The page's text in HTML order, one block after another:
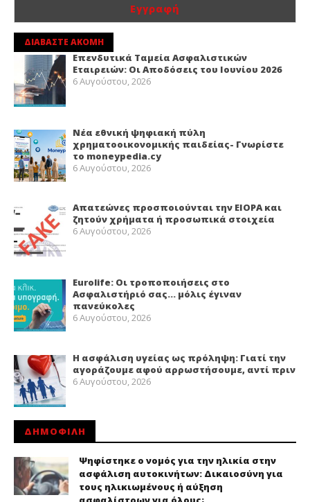
ΔΙΑΒΑΣΤΕ ΑΚΟΜΗ
Επενδυτικά Ταμεία Ασφαλιστικών
Εταιρειών: Οι Αποδόσεις του Ιουνίου 2026
6 Αυγούστου, 2026
Νέα εθνική ψηφιακή πύλη
χρηματοοικονομικής παιδείας- Γνωρίστε
το moneypedia.cy
6 Αυγούστου, 2026
Απατεώνες προσποιούνται την EIOPA και
ζητούν χρήματα ή προσωπικά στοιχεία
6 Αυγούστου, 2026
Eurolife: Οι τροποποιήσεις στο
Ασφαλιστήριό σας… μόλις έγιναν
πανεύκολες
6 Αυγούστου, 2026
Η ασφάλιση υγείας ως πρόληψη: Γιατί την
αγοράζουμε αφού αρρωστήσουμε, αντί πριν
6 Αυγούστου, 2026
ΔΗΜΟΦΙΛΗ
Ψηφίστηκε ο νομός για την ηλικία στην
ασφάλιση αυτοκινήτων: Δικαιοσύνη για
τους ηλικιωμένους ή αύξηση